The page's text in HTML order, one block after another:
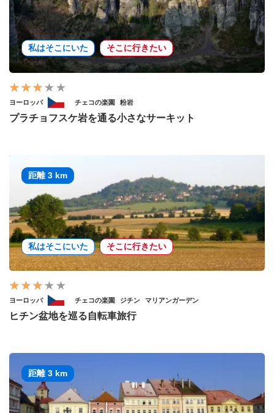
私はそこにいた そこに行きたい
ヨーロッパ チェコの楽園 粉岩
プラチョフスケ岩を通る小さなサーキット
距離 3 km
私はそこにいた そこに行きたい
ヨーロッパ チェコの楽園 ジチン マリアンガーデン
ヒチン盆地を巡る自転車旅行
距離 3 km